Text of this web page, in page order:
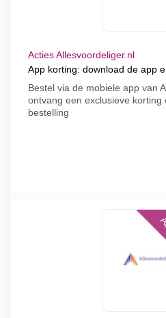
Acties Allesvoordeliger.nl
App korting: download de app
Bestel via de mobiele app van
ontvang een exclusieve korting
bestelling